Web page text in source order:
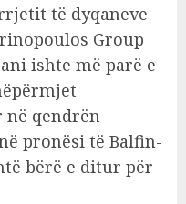
të dyqaneve
Group
ishte më parë e
qendrën
pronësi të Balfin-
bërë e ditur për